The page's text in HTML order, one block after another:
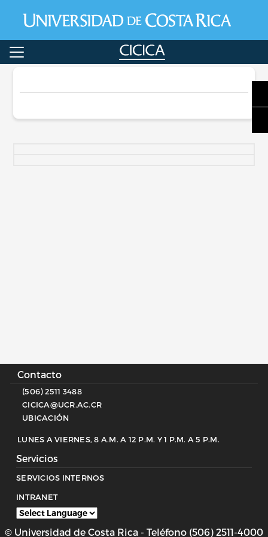
Contacto
(506) 2511 3488
CICICA@UCR.AC.CR
UBICACIÓN
LUNES A VIERNES, 8 A.M. A 12 P.M. Y 1 P.M. A 5 P.M.
Servicios
SERVICIOS INTERNOS
INTRANET
© Universidad de Costa Rica - Teléfono (506) 2511-4000